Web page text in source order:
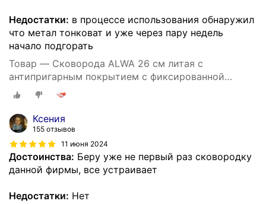
Недостатки: в процессе использования обнаружил
что метал тонковат и уже через пару недель
начало подгорать
Товар — Cковорода ALWA 26 см литая с
антипригарным покрытием с фиксированной
ручкой цвет мрамор
Ксения
155 отзывов
11 июня 2024
Достоинства: Беру уже не первый раз сковородку
данной фирмы, все устраивает
Недостатки: Нет